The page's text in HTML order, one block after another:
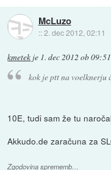
McLuzo
::2. dec 2012, 02:11
kmetek je 1. dec 2012 ob 09:51
kok je ptt na voelknerju
10E, tudi sam že tu
Akkudo.de zaračuna za
Zgodovina sprememb…